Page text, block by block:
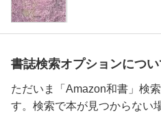
書誌検索オプションについ
ただいま「Amazon和書」検
す。検索で本が見つからない